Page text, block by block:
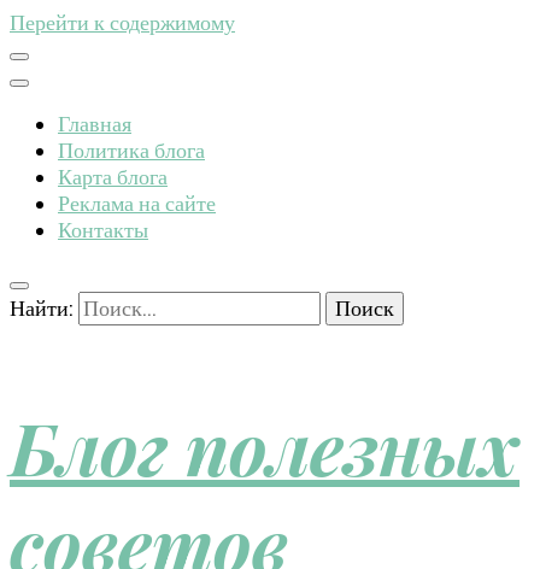
Перейти к содержимому
Главная
Политика блога
Карта блога
Реклама на сайте
Контакты
Найти:
Блог полезных
советов